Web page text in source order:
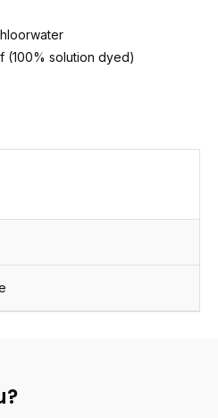
(100% solution dyed)